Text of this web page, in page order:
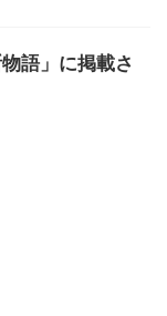
語」に掲載さ